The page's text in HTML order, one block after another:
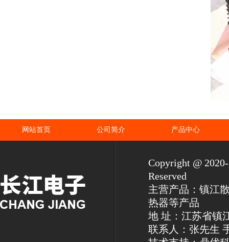
网站首页 公司简介 产品中心
Copyright @
Reserved
主营产品：镇江
热器等产品
地 址：江苏省镇
联系人：张先生